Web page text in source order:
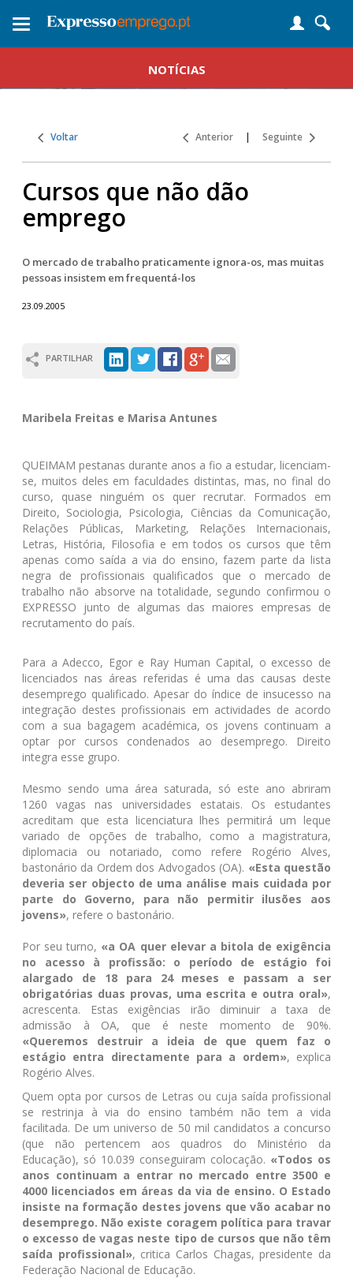
Toggle
NOTÍCIAS
Voltar Anterior | Seguinte
Cursos que não dão
emprego
O mercado de trabalho praticamente ignora-os, mas muitas
pessoas insistem em frequentá-los
23.09.2005
PARTILHAR
Maribela Freitas e Marisa Antunes
QUEIMAM pestanas durante anos a fio a estudar, licenciam-
se, muitos deles em faculdades distintas, mas, no final do
curso, quase ninguém os quer recrutar. Formados em
Direito, Sociologia, Psicologia, Ciências da Comunicação,
Relações Públicas, Marketing, Relações Internacionais,
Letras, História, Filosofia e em todos os cursos que têm
apenas como saída a via do ensino, fazem parte da lista
negra de profissionais qualificados que o mercado de
trabalho não absorve na totalidade, segundo confirmou o
EXPRESSO junto de algumas das maiores empresas de
recrutamento do país.
Para a Adecco, Egor e Ray Human Capital, o excesso de
licenciados nas áreas referidas é uma das causas deste
desemprego qualificado. Apesar do índice de insucesso na
integração destes profissionais em actividades de acordo
com a sua bagagem académica, os jovens continuam a
optar por cursos condenados ao desemprego. Direito
integra esse grupo.
Mesmo sendo uma área saturada, só este ano abriram
1260 vagas nas universidades estatais. Os estudantes
acreditam que esta licenciatura lhes permitirá um leque
variado de opções de trabalho, como a magistratura,
diplomacia ou notariado, como refere Rogério Alves,
bastonário da Ordem dos Advogados (OA). «Esta questão
deveria ser objecto de uma análise mais cuidada por
parte do Governo, para não permitir ilusões aos
jovens», refere o bastonário.
Por seu turno, «a OA quer elevar a bitola de exigência
no acesso à profissão: o período de estágio foi
alargado de 18 para 24 meses e passam a ser
obrigatórias duas provas, uma escrita e outra oral»,
acrescenta. Estas exigências irão diminuir a taxa de
admissão à OA, que é neste momento de 90%.
«Queremos destruir a ideia de que quem faz o
estágio entra directamente para a ordem», explica
Rogério Alves.
Quem opta por cursos de Letras ou cuja saída profissional
se restrinja à via do ensino também não tem a vida
facilitada. De um universo de 50 mil candidatos a concurso
(que não pertencem aos quadros do Ministério da
Educação), só 10.039 conseguiram colocação. «Todos os
anos continuam a entrar no mercado entre 3500 e
4000 licenciados em áreas da via de ensino. O Estado
insiste na formação destes jovens que vão acabar no
desemprego. Não existe coragem política para travar
o excesso de vagas neste tipo de cursos que não têm
saída profissional», critica Carlos Chagas, presidente da
Federação Nacional de Educação.